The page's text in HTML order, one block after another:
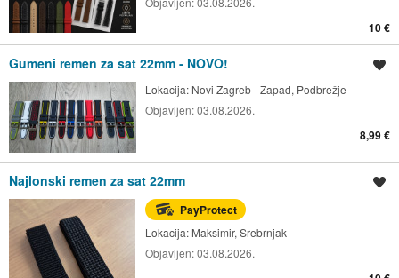
10 €
Gumeni remen za sat 22mm - NOVO!
Lokacija: Novi Zagreb - Zapad, Podbrežje
Objavljen:03.08.2026.
8,99 €
Najlonski remen za sat 22mm
PayProtect
Lokacija: Maksimir, Srebrnjak
Objavljen:03.08.2026.